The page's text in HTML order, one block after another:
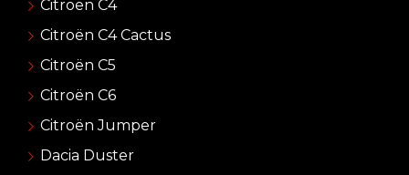
Citroën C4
Citroën C4 Cactus
Citroën C5
Citroën C6
Citroën Jumper
Dacia Duster